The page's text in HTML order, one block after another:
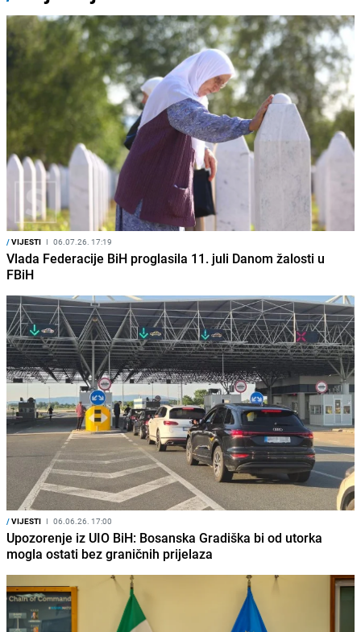
/VIJESTI I 06.07.26. 17:19
Vlada Federacije BiH proglasila 11. juli Danom žalosti u
FBiH
/VIJESTI I 06.06.26. 17:00
Upozorenje iz UIO BiH: Bosanska Gradiška bi od utorka
mogla ostati bez graničnih prijelaza